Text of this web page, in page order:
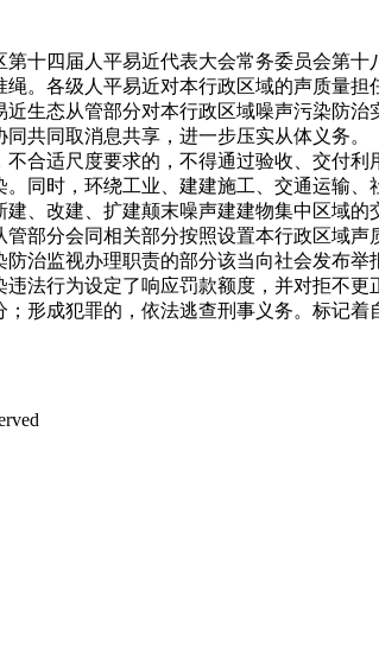
四届人平易近代表大会常务委员会第十
。各级人平易近对本行政区域的声质量
生态从管部分对本行政区域噪声污染防
共同取消息共享，进一步压实从体义务
合适尺度要求的，不得通过验收、交付
同时，环绕工业、建建施工、交通运输
、改建、扩建颠末噪声建建物集中区域
部分会同相关部分按照设置本行政区域
治监视办理职责的部分该当向社会发布
法行为设定了响应罚款额度，并对拒不
形成犯罪的，依法逃查刑事义务。标记